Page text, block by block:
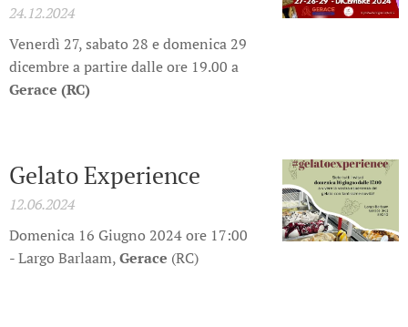
24.12.2024
Venerdì 27, sabato 28 e domenica 29
dicembre a partire dalle ore 19.00 a
Gerace (RC)
Gelato Experience
12.06.2024
Domenica 16 Giugno 2024 ore 17:00
- Largo Barlaam,Gerace (RC)